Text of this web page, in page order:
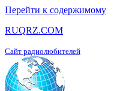
Перейти к содержимому
RUQRZ.COM
Сайт радиолюбителей